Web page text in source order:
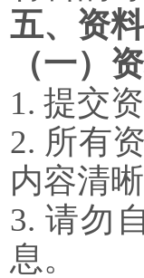
五、资
（一）
1. 提交
2. 所有
内容清
3. 请勿
息。